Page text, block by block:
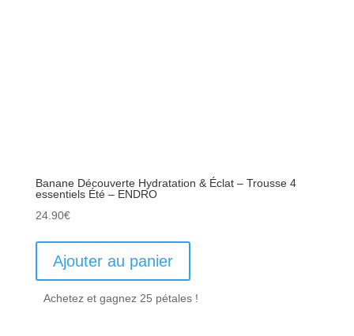
Banane Découverte Hydratation & Éclat – Trousse 4
essentiels Été – ENDRO
24.90€
Ajouter au panier
Achetez et gagnez 25 pétales !